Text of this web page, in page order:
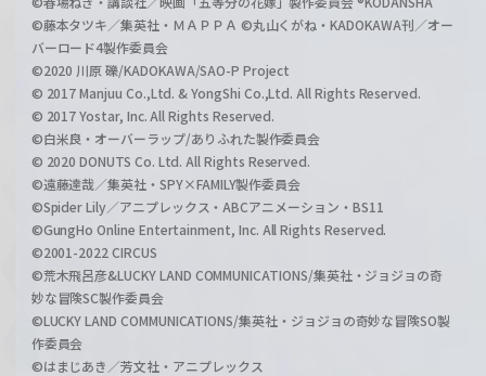
©藤本タツキ／集英社・ＭＡＰＰＡ ©丸山くがね・KADOKAWA刊／オー
バーロード4製作委員会
©2020 川原 礫/KADOKAWA/SAO-P Project
© 2017 Manjuu Co.,Ltd. & YongShi Co.,Ltd. All Rights Reserved.
© 2017 Yostar, Inc. All Rights Reserved.
©白米良・オーバーラップ/ありふれた製作委員会
© 2020 DONUTS Co. Ltd. All Rights Reserved.
©遠藤達哉／集英社・SPY×FAMILY製作委員会
©Spider Lily／アニプレックス・ABCアニメーション・BS11
©GungHo Online Entertainment, Inc. All Rights Reserved.
©2001-2022 CIRCUS
©荒木飛呂彦&LUCKY LAND COMMUNICATIONS/集英社・ジョジョの奇
妙な冒険SC製作委員会
©LUCKY LAND COMMUNICATIONS/集英社・ジョジョの奇妙な冒険SO製
作委員会
©はまじあき／芳文社・アニプレックス